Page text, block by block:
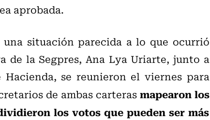
aprobada.
situación parecida a lo que ocurrió
de la Segpres, Ana Lya Uriarte, junto a
se reunieron el viernes para
de ambas carterasmapearon los
los votos que pueden ser más